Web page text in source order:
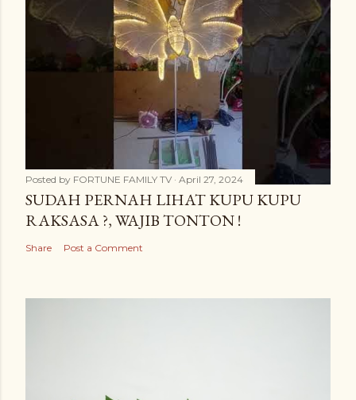
Posted by FORTUNE FAMILY TV April 27, 2024
SUDAH PERNAH LIHAT KUPU KUPU
RAKSASA ?, WAJIB TONTON !
Share Post a Comment